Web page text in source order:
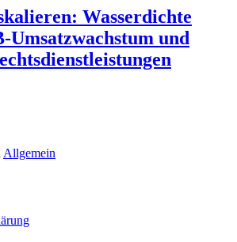
Wasserdichte
Umsatzwachstum und
Allgemein